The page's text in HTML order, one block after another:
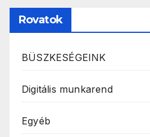
Rovatok
BÜSZKESÉGEINK
Digitális munkarend
Egyéb